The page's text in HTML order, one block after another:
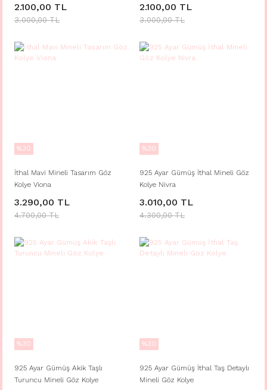
2.100,00 TL
3.000,00 TL
2.100,00 TL
3.000,00 TL
%30
İthal Mavi Mineli Tasarım Göz
Kolye Viona
3.290,00 TL
4.700,00 TL
%30
925 Ayar Gümüş İthal Mineli Göz
Kolye Nivra
3.010,00 TL
4.300,00 TL
%30
925 Ayar Gümüş Akik Taşlı
Turuncu Mineli Göz Kolye
%30
925 Ayar Gümüş İthal Taş Detaylı
Mineli Göz Kolye